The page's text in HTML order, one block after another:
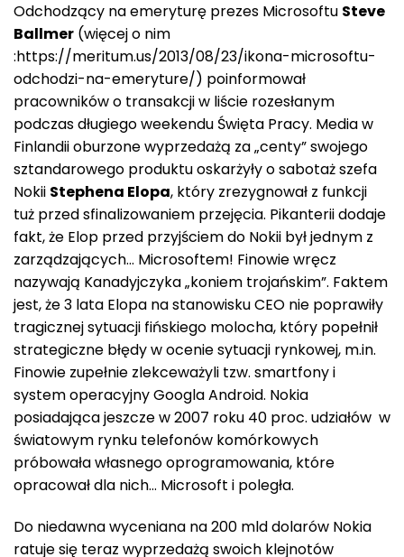
Odchodzący na emeryturę prezes Microsoftu Steve
Ballmer (więcej o nim
:https://meritum.us/2013/08/23/ikona-microsoftu-
odchodzi-na-emeryture/) poinformował
pracowników o transakcji w liście rozesłanym
podczas długiego weekendu Święta Pracy. Media w
Finlandii oburzone wyprzedażą za „centy” swojego
sztandarowego produktu oskarżyły o sabotaż szefa
Nokii Stephena Elopa, który zrezygnował z funkcji
tuż przed sfinalizowaniem przejęcia. Pikanterii dodaje
fakt, że Elop przed przyjściem do Nokii był jednym z
zarządzających… Microsoftem! Finowie wręcz
nazywają Kanadyjczyka „koniem trojańskim”. Faktem
jest, że 3 lata Elopa na stanowisku CEO nie poprawiły
tragicznej sytuacji fińskiego molocha, który popełnił
strategiczne błędy w ocenie sytuacji rynkowej, m.in.
Finowie zupełnie zlekceważyli tzw. smartfony i
system operacyjny Googla Android. Nokia
posiadająca jeszcze w 2007 roku 40 proc. udziałów w
światowym rynku telefonów komórkowych
próbowała własnego oprogramowania, które
opracował dla nich… Microsoft i poległa.
Do niedawna wyceniana na 200 mld dolarów Nokia
ratuje się teraz wyprzedażą swoich klejnotów